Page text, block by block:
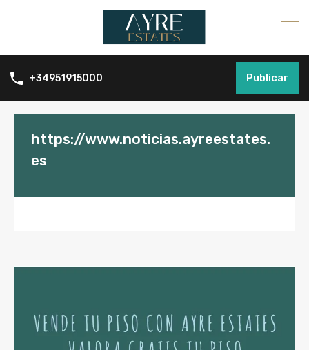
+34951915000 Publicar
https://www.noticias.ayreestates.
es